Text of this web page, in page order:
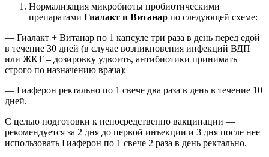
Нормализация микробиоты пробиотическими
препаратами Гиалакт и Витанар по следующей схеме:
— Гиалакт + Витанар по 1 капсуле три раза в день перед едой
в течение 30 дней (в случае возникновения инфекций ВДП
или ЖКТ – дозировку удвоить, антибиотики принимать
строго по назначению врача);
— Гиаферон ректально по 1 свече два раза в день в течение 10
дней.
С целью подготовки к непосредственно вакцинации —
рекомендуется за 2 дня до первой инъекции и 3 дня после нее
использовать Гиаферон по 1 свече 2 раза в день ректально.